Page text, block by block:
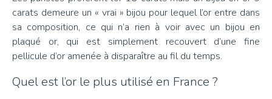
carats demeure un « vrai » bijou pour lequel l’or entre dans
sa composition, ce qui n’a rien à voir avec un bijou en
plaqué or, qui est simplement recouvert d’une fine
pellicule d’or amenée à disparaître au fil du temps.
Quel est l’or le plus utilisé en France ?